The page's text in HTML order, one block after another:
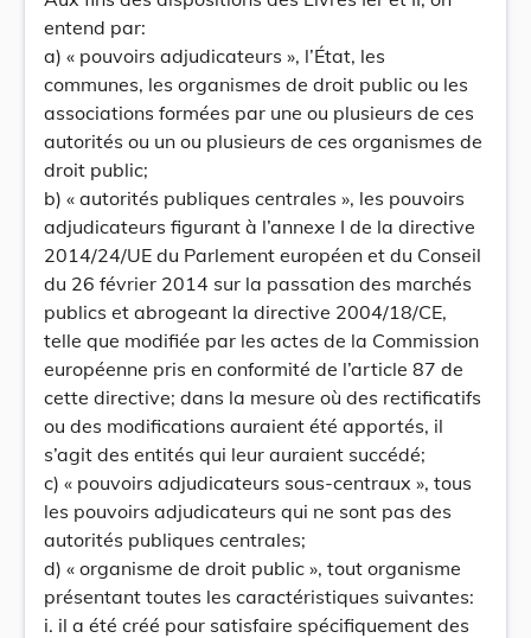
entend par:
a) « pouvoirs adjudicateurs », l’État, les
communes, les organismes de droit public ou les
associations formées par une ou plusieurs de ces
autorités ou un ou plusieurs de ces organismes de
droit public;
b) « autorités publiques centrales », les pouvoirs
adjudicateurs figurant à l’annexe I de la directive
2014/24/UE du Parlement européen et du Conseil
du 26 février 2014 sur la passation des marchés
publics et abrogeant la directive 2004/18/CE,
telle que modifiée par les actes de la Commission
européenne pris en conformité de l’article 87 de
cette directive; dans la mesure où des rectificatifs
ou des modifications auraient été apportés, il
s’agit des entités qui leur auraient succédé;
c) « pouvoirs adjudicateurs sous-centraux », tous
les pouvoirs adjudicateurs qui ne sont pas des
autorités publiques centrales;
d) « organisme de droit public », tout organisme
présentant toutes les caractéristiques suivantes:
i. il a été créé pour satisfaire spécifiquement des